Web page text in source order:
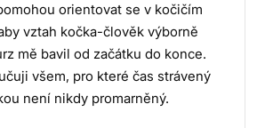
orientovat se v kočičím
vztah kočka-člověk výborně
mě bavil od začátku do konce.
všem, pro které čas strávený
není nikdy promarněný.